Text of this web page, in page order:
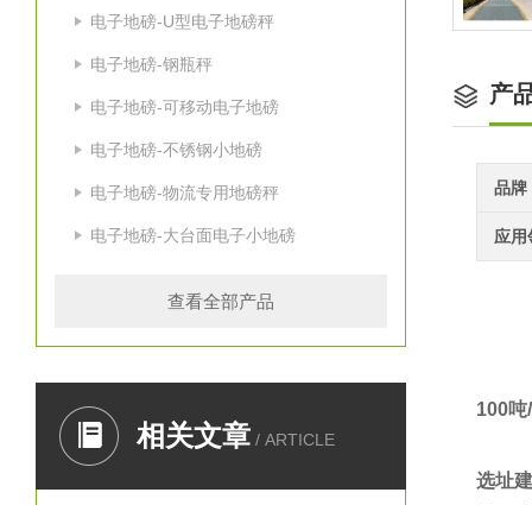
电子地磅-U型电子地磅秤
电子地磅-钢瓶秤
电子地磅-可移动电子地磅
电子地磅-不锈钢小地磅
电子地磅-物流专用地磅秤
电子地磅-大台面电子小地磅
查看全部产品
相关文章 / ARTICLE
产
品牌
应用
100吨
选址